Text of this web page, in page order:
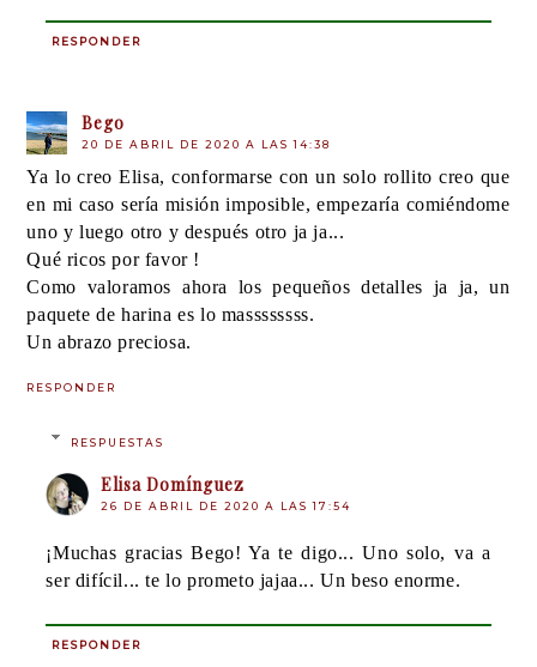
RESPONDER
Bego
20 DE ABRIL DE 2020 A LAS 14:38
Ya lo creo Elisa, conformarse con un solo rollito creo que
en mi caso sería misión imposible, empezaría comiéndome
uno y luego otro y después otro ja ja...
Qué ricos por favor !
Como valoramos ahora los pequeños detalles ja ja, un
paquete de harina es lo massssssss.
Un abrazo preciosa.
RESPONDER
RESPUESTAS
Elisa Domínguez
26 DE ABRIL DE 2020 A LAS 17:54
¡Muchas gracias Bego! Ya te digo... Uno solo, va a
ser difícil... te lo prometo jajaa... Un beso enorme.
RESPONDER